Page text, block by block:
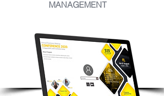
MANAGEMENT